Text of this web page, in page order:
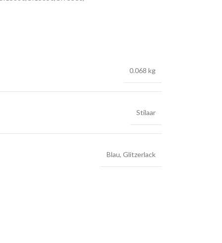
0.068 kg
Stilaar
Blau, Glitzerlack